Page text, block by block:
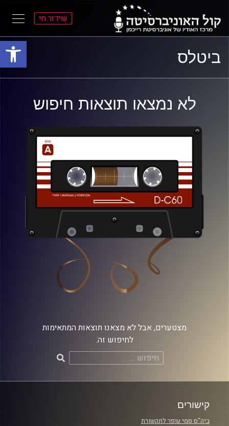
פתח
התפריט
הראשי
התוכן
הראשי
שידור חי
ביטלס
לא נמצאו תוצאות חיפוש
מצטערים, אבל לא מצאנו תוצאות המתאימות
לחיפוש זה.
חיפוש:
קישורים
ביה"ס סמי עופר לתקשורת